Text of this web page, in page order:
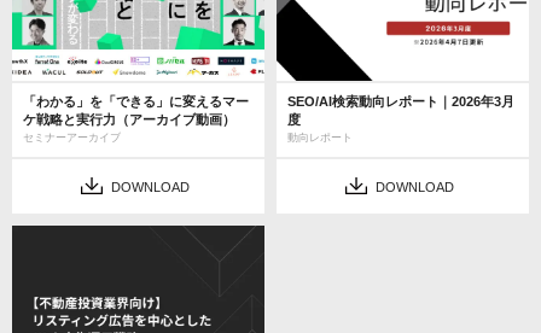
「わかる」を「できる」に変えるマー
ケ戦略と実行力（アーカイブ動画）
セミナーアーカイブ
DOWNLOAD
SEO/AI検索動向レポート｜2026年3月
度
動向レポート
DOWNLOAD